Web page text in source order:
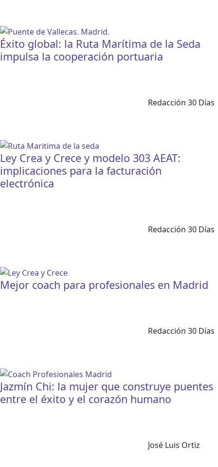
Éxito global: la Ruta Marítima de la Seda
impulsa la cooperación portuaria
Redacción 30 Días
Ley Crea y Crece y modelo 303 AEAT:
implicaciones para la facturación
electrónica
Redacción 30 Días
Mejor coach para profesionales en Madrid
Redacción 30 Días
Jazmín Chi: la mujer que construye puentes
entre el éxito y el corazón humano
José Luis Ortiz